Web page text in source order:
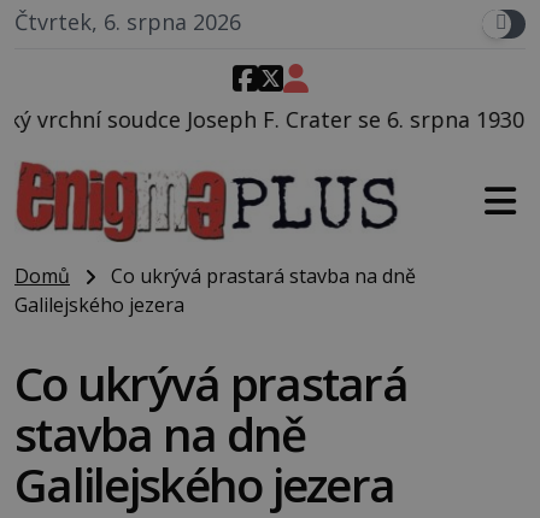
Čtvrtek, 6. srpna 2026
F. Crater se 6. srpna 1930 navečeří ve své
Domů
Co ukrývá prastará stavba na dně
Galilejského jezera
Co ukrývá prastará
stavba na dně
Galilejského jezera